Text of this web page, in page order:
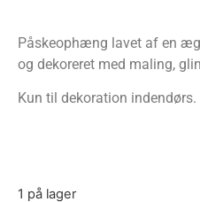
Påskeophæng lavet af en
og dekoreret med maling,
Kun til dekoration indendørs.
1 på lager